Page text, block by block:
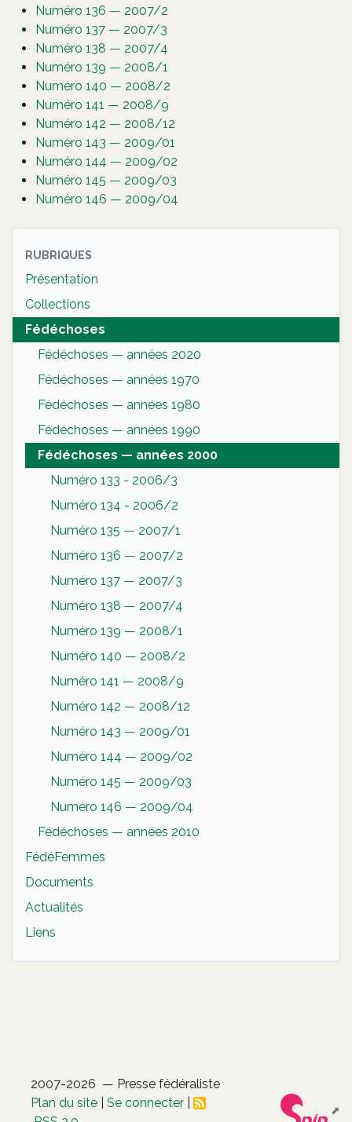
Numéro 136 — 2007/2
Numéro 137 — 2007/3
Numéro 138 — 2007/4
Numéro 139 — 2008/1
Numéro 140 — 2008/2
Numéro 141 — 2008/9
Numéro 142 — 2008/12
Numéro 143 — 2009/01
Numéro 144 — 2009/02
Numéro 145 — 2009/03
Numéro 146 — 2009/04
RUBRIQUES
Présentation
Collections
Fédéchoses
Fédéchoses — années 2020
Fédéchoses — années 1970
Fédéchoses — années 1980
Fédéchoses — années 1990
Fédéchoses — années 2000
Numéro 133 - 2006/3
Numéro 134 - 2006/2
Numéro 135 — 2007/1
Numéro 136 — 2007/2
Numéro 137 — 2007/3
Numéro 138 — 2007/4
Numéro 139 — 2008/1
Numéro 140 — 2008/2
Numéro 141 — 2008/9
Numéro 142 — 2008/12
Numéro 143 — 2009/01
Numéro 144 — 2009/02
Numéro 145 — 2009/03
Numéro 146 — 2009/04
Fédéchoses — années 2010
FédéFemmes
Documents
Actualités
Liens
2007-2026 — Presse fédéraliste
Plan du site
Se connecter